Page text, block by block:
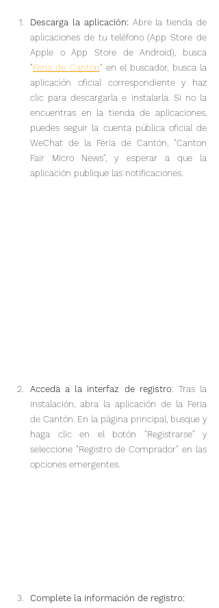
Descarga la aplicación: Abre la tienda de
aplicaciones de tu teléfono (App Store de
Apple o App Store de Android), busca
"Feria de Cantón" en el buscador, busca la
aplicación oficial correspondiente y haz
clic para descargarla e instalarla. Si no la
encuentras en la tienda de aplicaciones,
puedes seguir la cuenta pública oficial de
WeChat de la Feria de Cantón, "Canton
Fair Micro News", y esperar a que la
aplicación publique las notificaciones.
Acceda a la interfaz de registro: Tras la
instalación, abra la aplicación de la Feria
de Cantón. En la página principal, busque y
haga clic en el botón "Registrarse" y
seleccione "Registro de Comprador" en las
opciones emergentes.
Complete la información de registro: